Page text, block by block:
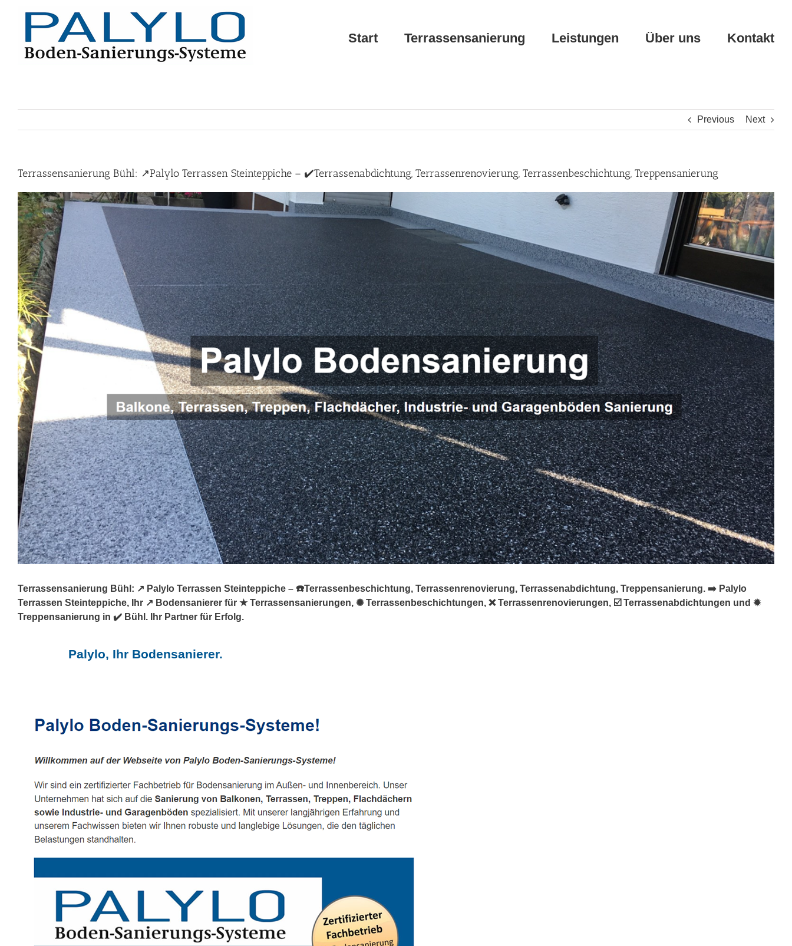
Start Terrassensanierung Leistungen Über uns Kontakt
Previous Next
Terrassensanierung Bühl: ↗️Palylo Terrassen Steinteppiche – ✔️Terrassenabdichtung, Terrassenrenovierung, Terrassenbeschichtung, Treppensanierung
Terrassensanierung Bühl: ↗️ Palylo Terrassen Steinteppiche – ☎️Terrassenbeschichtung, Terrassenrenovierung, Terrassenabdichtung, Treppensanierung. ➡️ Palylo
Terrassen Steinteppiche, Ihr ↗️ Bodensanierer für ★ Terrassensanierungen, ✺ Terrassenbeschichtungen, ❌ Terrassenrenovierungen, ☑️ Terrassenabdichtungen und ✹
Treppensanierung in ✔️ Bühl. Ihr Partner für Erfolg.
Palylo, Ihr Bodensanierer.